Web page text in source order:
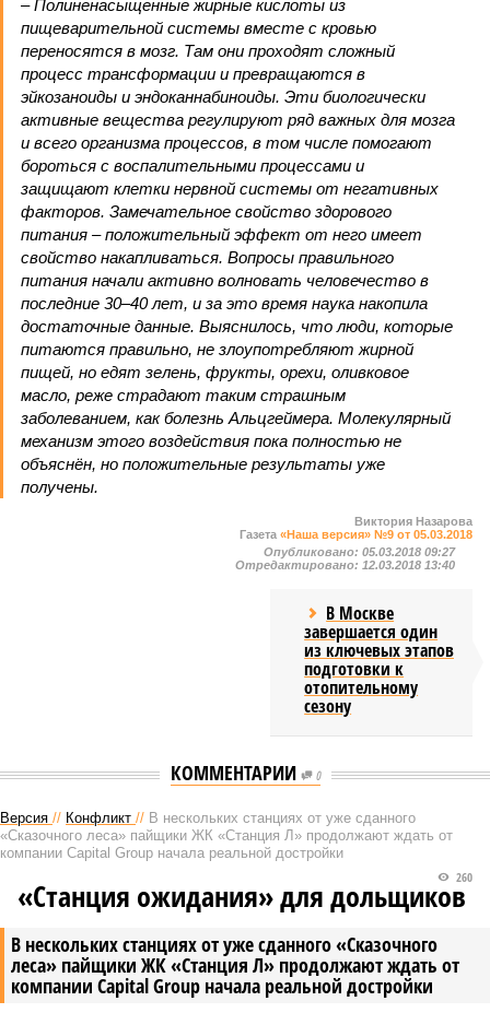
– Полиненасыщенные жирные кислоты из
пищеварительной системы вместе с кровью
переносятся в мозг. Там они проходят сложный
процесс трансформации и превращаются в
эйкозаноиды и эндоканнабиноиды. Эти биологически
активные вещества регулируют ряд важных для мозга
и всего организма процессов, в том числе помогают
бороться с воспалительными процессами и
защищают клетки нервной системы от негативных
факторов. Замечательное свойство здорового
питания – положительный эффект от него имеет
свойство накапливаться. Вопросы правильного
питания начали активно волновать человечество в
последние 30–40 лет, и за это время наука накопила
достаточные данные. Выяснилось, что люди, которые
питаются правильно, не злоупотребляют жирной
пищей, но едят зелень, фрукты, орехи, оливковое
масло, реже страдают таким страшным
заболеванием, как болезнь Альц­геймера. Молекулярный
механизм этого воздействия пока полностью не
объяснён, но положительные результаты уже
получены.
Виктория Назарова
Газета «Наша версия» №9 от 05.03.2018
Опубликовано: 05.03.2018 09:27
Отредактировано: 12.03.2018 13:40
В Москве
завершается один
из ключевых этапов
подготовки к
отопительному
сезону
КОММЕНТАРИИ 0
Версия // Конфликт // В нескольких станциях от уже сданного
«Сказочного леса» пайщики ЖК «Станция Л» продолжают ждать от
компании Capital Group начала реальной достройки
В нескольких станциях от уже сданного «Сказочного
леса» пайщики ЖК «Станция Л» продолжают ждать от
компании Capital Group начала реальной достройки
260
«Станция ожидания» для дольщиков